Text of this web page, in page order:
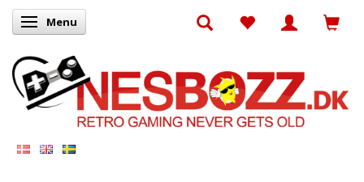
Skifte navigation
Menu